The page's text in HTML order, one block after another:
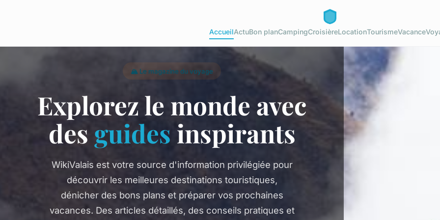
AccueilActuBon planCampingCroisièreLocationTourismeVacance
🏔️ Le magazine du voyage
Explorez le monde avec
des guides inspirants
WikiValais est votre source d'information privilégiée pour
découvrir les meilleures destinations touristiques,
dénicher des bons plans et préparer vos prochaines
vacances. Des articles détaillés, des conseils pratiques et